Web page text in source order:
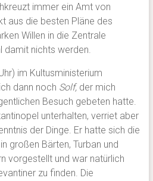
immer ein Amt von
aus die besten Pläne des
Willen in die Zentrale
damit nichts werden.
im Kultusministerium
dann noch Solf,der mich
Besuch gebeten hatte.
unterhalten, verriet aber
der Dinge. Er hatte sich die
großen Bärten, Turban und
vorgestellt und war natürlich
zu finden. Die